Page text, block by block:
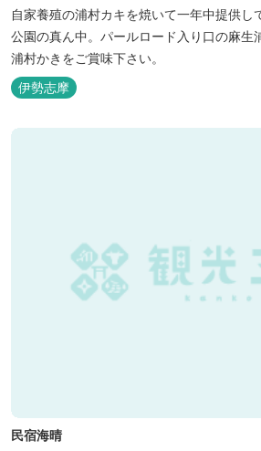
自家養殖の浦村カキを焼いて一年中提供し
公園の真ん中。パールロード入り口の麻生
浦村かきをご賞味下さい。
伊勢志摩
民宿海晴